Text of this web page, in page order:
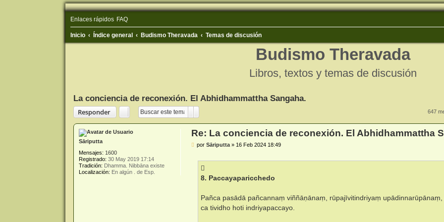
Enlaces rápidos FAQ
Inicio Índice general Budismo Theravada Temas de discusión
Budismo Theravada
Libros, textos y temas de discusión
La conciencia de reconexión. El Abhidhammattha Sangaha.
Responder
647
Sāriputta
Mensajes: 1600
Registrado: 30 May 2019 17:14
Tradición: Dhamma. Nibbāna existe
Localización: En algún . de Esp.
Re: La conciencia de reconexión. El Abhidhammattha
M
porSāriputta » 16 Feb 2024 18:49
8. Paccayaparicchedo
Pañca pasādā pañcannaṃ viññāṇānaṃ, rūpajīvitindriyaṃ
ca tividho hoti indriyapaccayo.